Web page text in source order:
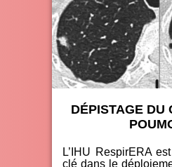
DÉPISTAGE DU
L’IHU RespirERA
clé dans le